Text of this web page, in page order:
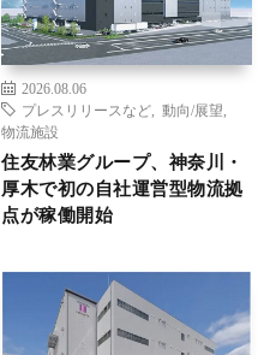
2026.08.06
プレスリリースなど
動向/展望
物流施設
住友林業グループ、神奈川・
厚木で初の自社運営型物流拠
点が稼働開始